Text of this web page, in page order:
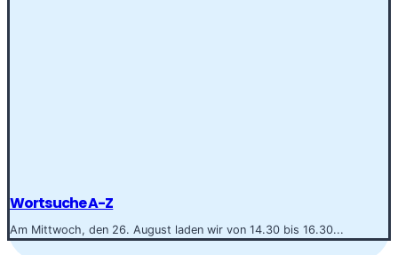
Wortsuche A-Z
Am Mittwoch, den 26. August laden wir von 14.30 bis 16.30...